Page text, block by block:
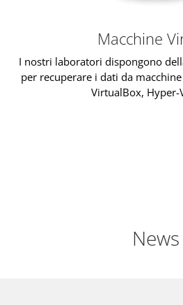
Macchine
I nostri laboratori dispongono
per recuperare i dati da
VirtualBox, Hyper-
News